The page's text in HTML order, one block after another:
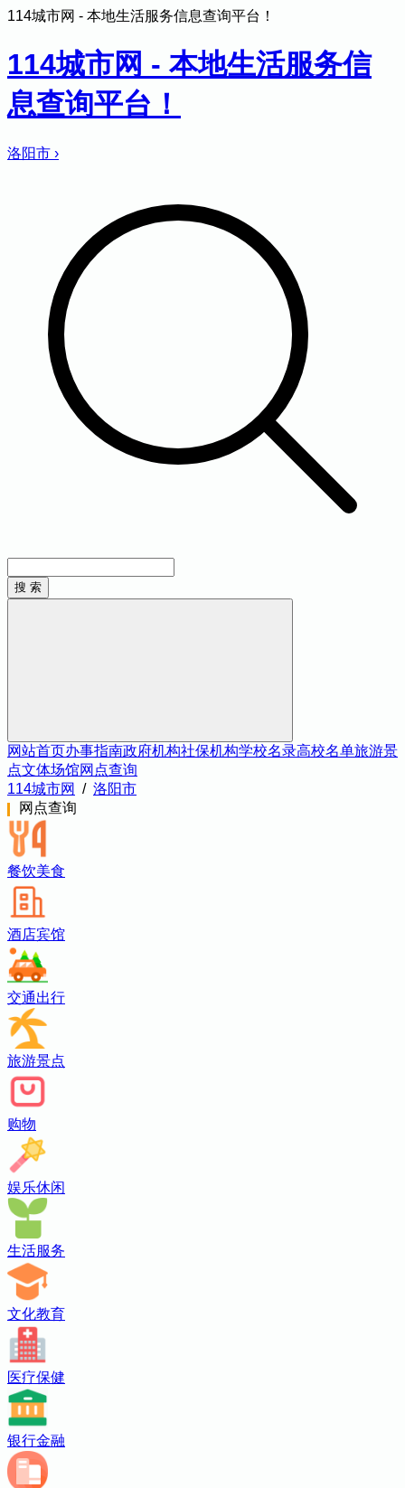
114城市网 - 本地生活服务信息查询平台！
114城市网 - 本地生活服务信
息查询平台！
洛阳市 ›
网站首页办事指南政府机构社保机构学校名录高校名单旅游景
点文体场馆网点查询
114城市网
/ 洛阳市
网点查询
餐饮美食
酒店宾馆
交通出行
旅游景点
购物
娱乐休闲
生活服务
文化教育
医疗保健
银行金融